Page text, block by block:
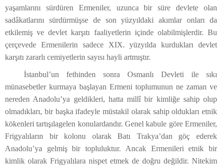
yaşamlarını sürdüren Ermeniler, uzunca bir süre devlete olan
sadâkatlarını sürdürmüşse de son yüzyıldaki akımlar onları da
etkilemiş ve devlet karşıtı faaliyetlerin içinde olabilmişlerdir. Bu
çerçevede Ermenilerin sadece XIX. yüzyılda kurdukları devlet
karşıtı zararlı cemiyetlerin sayısı hayli artmıştır.
İstanbul’un fethinden sonra Osmanlı Devleti ile sıkı
münasebetler kurmaya başlayan Ermeni toplumunun ne zaman ve
nereden Anadolu’ya geldikleri, hatta millî bir kimliğe sahip olup
olmadıkları, bir başka ifadeyle müstakil olarak sahip oldukları etnik
kökenleri tartışılagelen konulardandır. Genel kabule göre Ermeniler,
Frigyalıların bir kolonu olarak Batı Trakya’dan göç ederek
Anadolu’ya gelmiş bir topluluktur. Ancak Ermenileri etnik bir
kimlik olarak Frigyalılara nispet etmek de doğru değildir. Nitekim